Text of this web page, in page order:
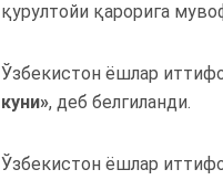
қурултойи қарорига
Ўзбекистон ёшлар
куни», деб белгиланди.
Ўзбекистон ёшлар